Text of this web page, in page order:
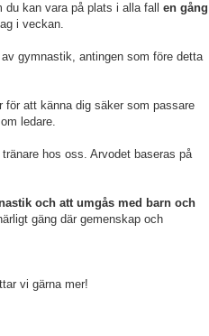
kan vara på plats i alla fall en gång
i veckan.
gymnastik, antingen som före detta
för att känna dig säker som passare
ledare.
hos oss. Arvodet baseras på
och att umgås med barn och
gäng där gemenskap och
vi gärna mer!